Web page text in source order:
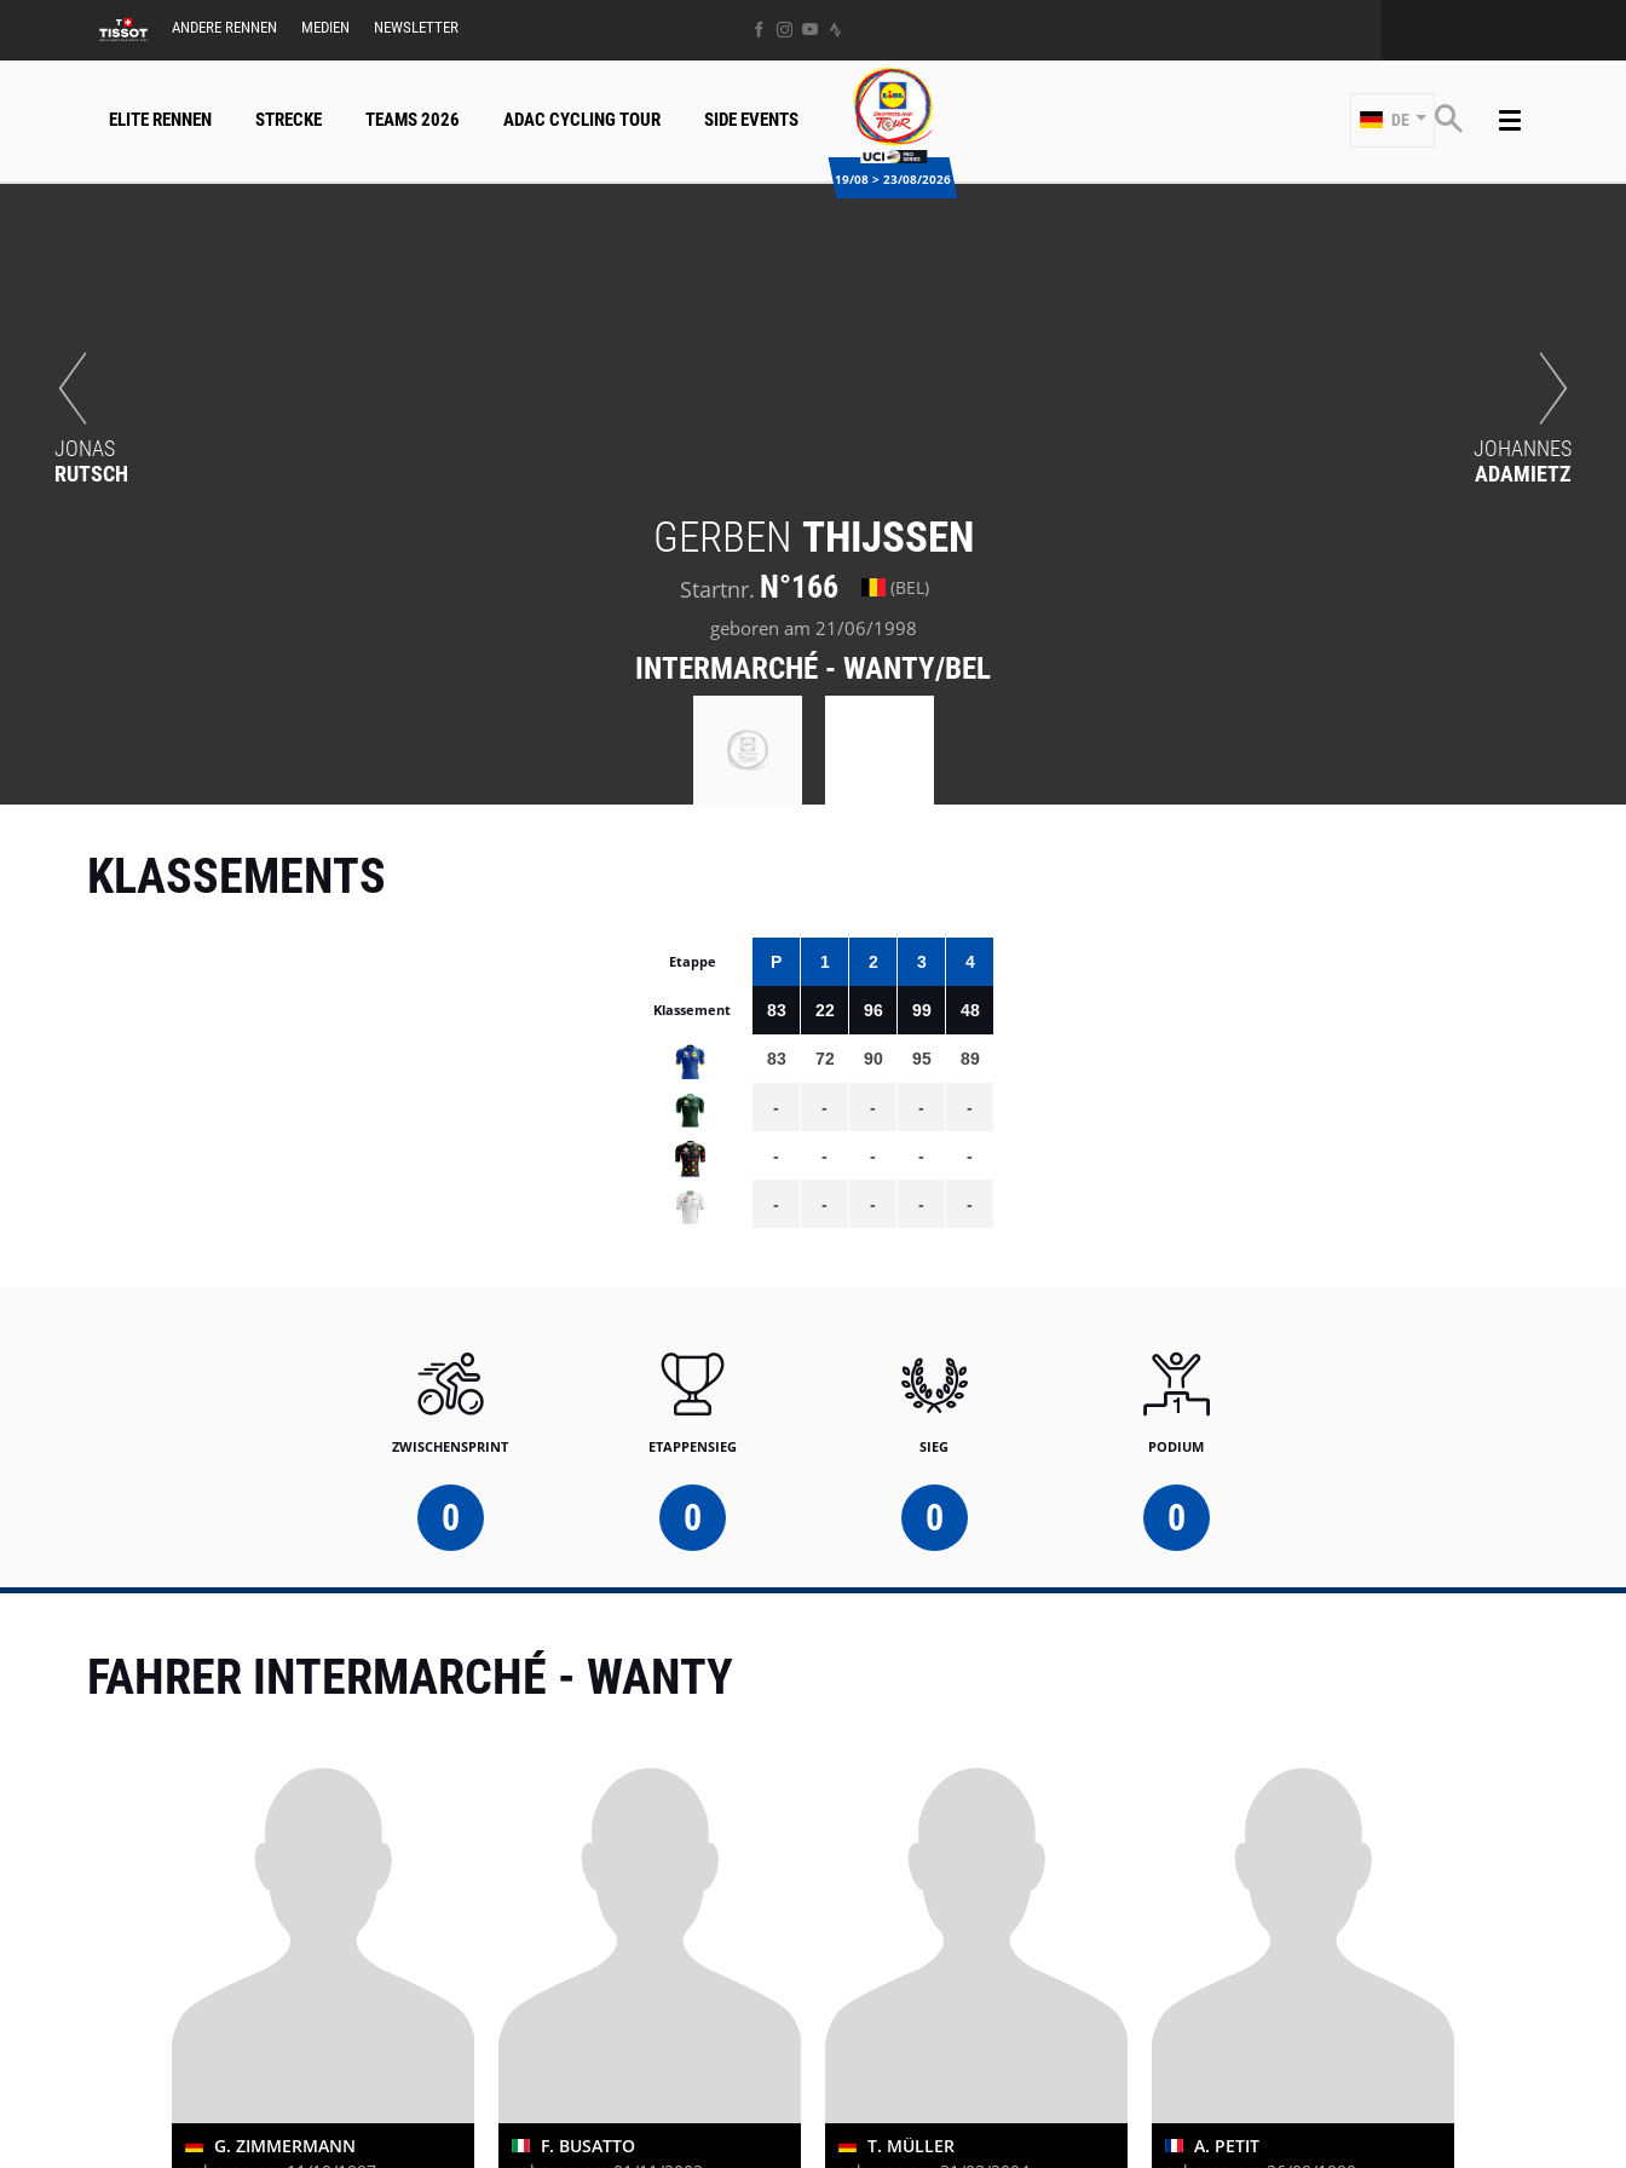
ANDERE RENNEN MEDIEN NEWSLETTER
ELITE RENNEN STRECKE TEAMS 2026 ADAC CYCLING TOUR SIDE EVENTS
19/08 > 23/08/2026
DE
GERBEN THIJSSEN
Startnr. N°166 (BEL)
geboren am 21/06/1998
INTERMARCHÉ - WANTY/BEL
JONAS
RUTSCH
JOHANNES
ADAMIETZ
KLASSEMENTS
Etappe
Klassement
P
83
83
-
-
-
1
22
72
-
-
-
2
96
90
-
-
-
3
99
95
-
-
-
4
48
89
-
-
-
ZWISCHENSPRINT
0
ETAPPENSIEG
0
SIEG
0
PODIUM
0
FAHRER INTERMARCHÉ - WANTY
G. ZIMMERMANN
F. BUSATTO
T. MÜLLER
A. PETIT